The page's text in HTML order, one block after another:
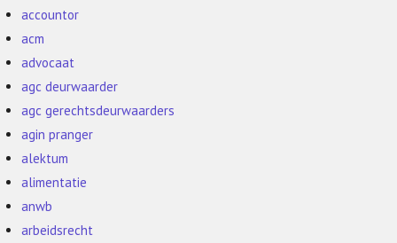
accountor
acm
advocaat
agc deurwaarder
agc gerechtsdeurwaarders
agin pranger
alektum
alimentatie
anwb
arbeidsrecht